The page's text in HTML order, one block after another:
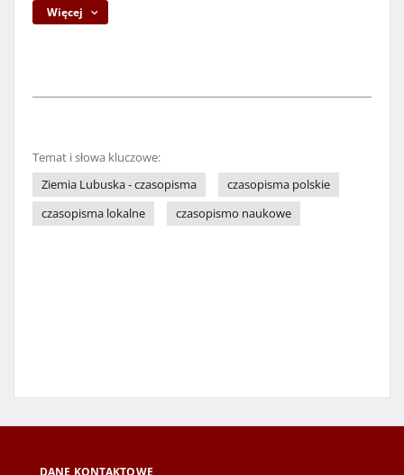
Więcej
Temat i słowa kluczowe:
Ziemia Lubuska - czasopisma
czasopisma polskie
czasopisma lokalne
czasopismo naukowe
DANE KONTAKTOWE